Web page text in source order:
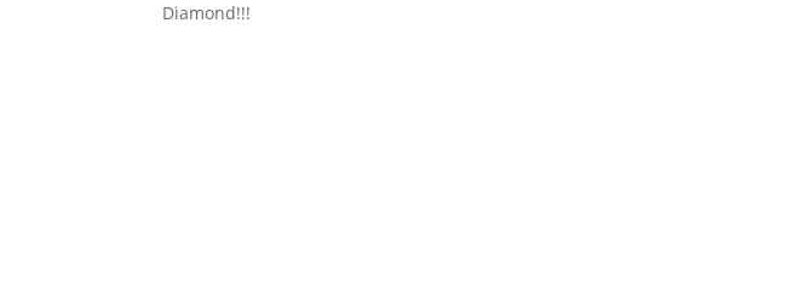
Diamond!!!